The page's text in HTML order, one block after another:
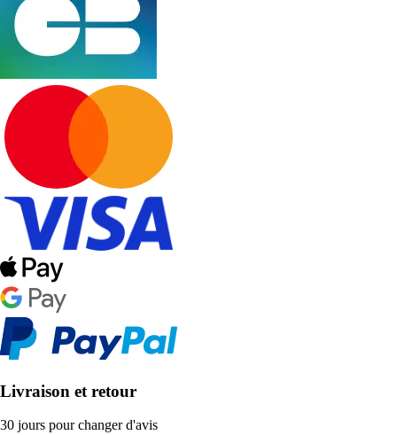
Livraison et retour
30 jours pour changer d'avis